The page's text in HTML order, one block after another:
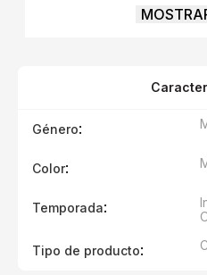
silueta de cuña probada y
aplicada asimétricamente y
Género:
Color:
Temporada:
Tipo de producto: